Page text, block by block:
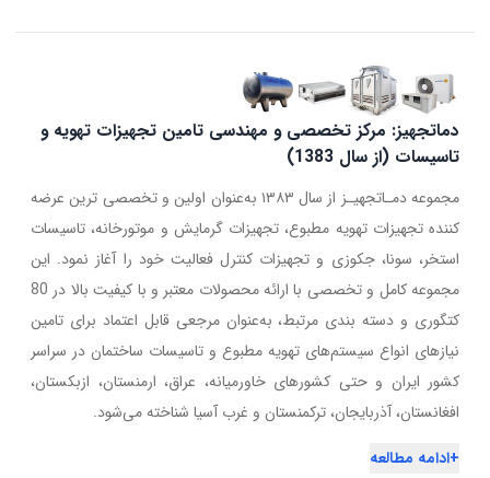
دماتجهیز: مرکز تخصصی و مهندسی تامین تجهیزات تهویه و
تاسیسات (از سال 1383)
مجموعه دمـاتجهیـز از سال ۱۳۸۳ به‌عنوان اولین و تخصصی ترین عرضه
کننده تجهیزات تهویه مطبوع، تجهیزات گرمایش و موتورخانه، تاسیسات
استخر، سونا، جکوزی و تجهیزات کنترل فعالیت خود را آغاز نمود. این
مجموعه کامل و تخصصی با ارائه محصولات معتبر و با کیفیت بالا در 80
کتگوری و دسته بندی مرتبط، به‌عنوان مرجعی قابل اعتماد برای تامین
نیازهای انواع سیستم‌های تهویه مطبوع و تاسیسات ساختمان در سراسر
کشور ایران و حتی کشورهای خاورمیانه، عراق، ارمنستان، ازبکستان،
افغانستان، آذربایجان، ترکمنستان و غرب آسیا شناخته می‌شود.
+ادامه مطالعه